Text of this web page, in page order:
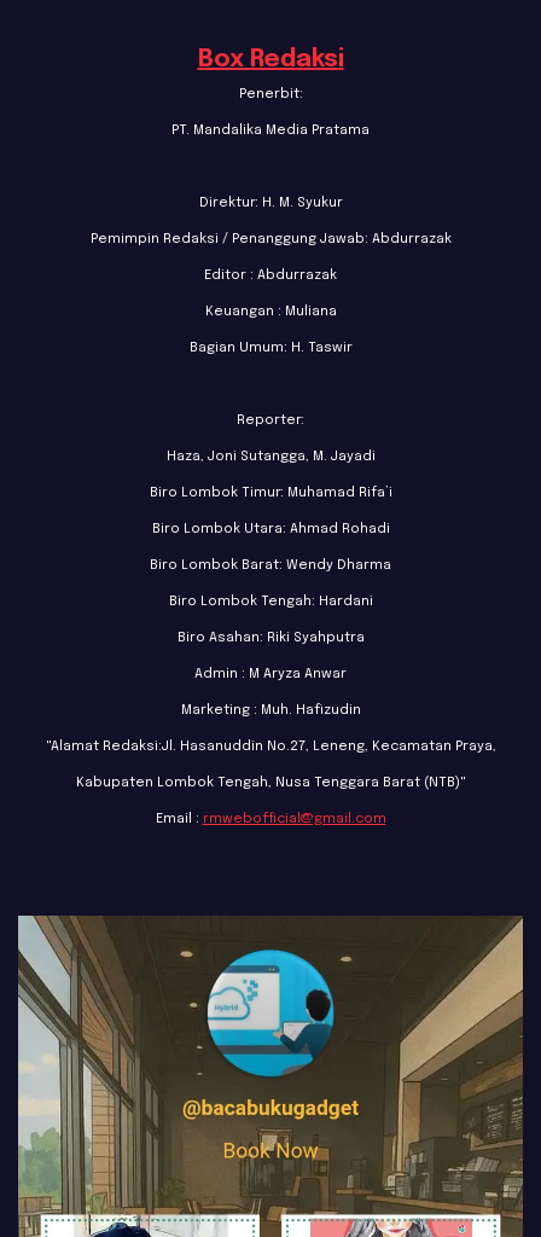
Box Redaksi
Penerbit:
PT. Mandalika Media Pratama
Direktur: H. M. Syukur
Pemimpin Redaksi / Penanggung Jawab: Abdurrazak
Editor : Abdurrazak
Keuangan : Muliana
Bagian Umum: H. Taswir
Reporter:
Haza, Joni Sutangga, M. Jayadi
Biro Lombok Timur: Muhamad Rifa’i
Biro Lombok Utara: Ahmad Rohadi
Biro Lombok Barat: Wendy Dharma
Biro Lombok Tengah: Hardani
Biro Asahan: Riki Syahputra
Admin : M Aryza Anwar
Marketing : Muh. Hafizudin
"Alamat Redaksi:Jl. Hasanuddin No.27, Leneng, Kecamatan Praya,
Kabupaten Lombok Tengah, Nusa Tenggara Barat (NTB)"
Email : rmwebofficial@gmail.com